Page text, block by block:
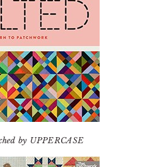
by UPPERCASE